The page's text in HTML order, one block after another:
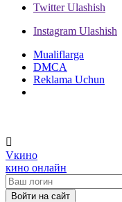
Twitter Ulashish
Instagram Ulashish
Mualiflarga
DMCA
Reklama Uchun
Vкино
кино онлайн
Войти на сайт